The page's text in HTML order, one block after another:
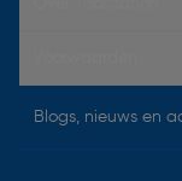
Blogs, nieuws en